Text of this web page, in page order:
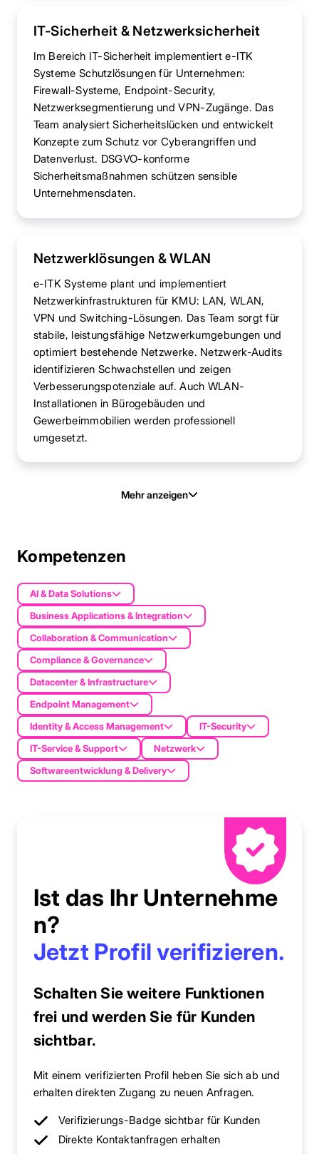
IT-Sicherheit & Netzwerksicherheit
Im Bereich IT-Sicherheit implementiert e-ITK
Systeme Schutzlösungen für Unternehmen:
Firewall-Systeme, Endpoint-Security,
Netzwerksegmentierung und VPN-Zugänge. Das
Team analysiert Sicherheitslücken und entwickelt
Konzepte zum Schutz vor Cyberangriffen und
Datenverlust. DSGVO-konforme
Sicherheitsmaßnahmen schützen sensible
Unternehmensdaten.
Netzwerklösungen & WLAN
e-ITK Systeme plant und implementiert
Netzwerkinfrastrukturen für KMU: LAN, WLAN,
VPN und Switching-Lösungen. Das Team sorgt für
stabile, leistungsfähige Netzwerkumgebungen und
optimiert bestehende Netzwerke. Netzwerk-Audits
identifizieren Schwachstellen und zeigen
Verbesserungspotenziale auf. Auch WLAN-
Installationen in Bürogebäuden und
Gewerbeimmobilien werden professionell
umgesetzt.
Mehr anzeigen
Kompetenzen
AI & Data Solutions
Business Applications & Integration
Collaboration & Communication
Compliance & Governance
Datacenter & Infrastructure
Endpoint Management
Identity & Access Management
IT-Security
IT-Service & Support
Netzwerk
Softwareentwicklung & Delivery
Ist das Ihr Unternehme
n?
Jetzt Profil verifizieren.
Schalten Sie weitere Funktionen
frei und werden Sie für Kunden
sichtbar.
Mit einem verifizierten Profil heben Sie sich ab und
erhalten direkten Zugang zu neuen Anfragen.
Verifizierungs-Badge sichtbar für Kunden
Direkte Kontaktanfragen erhalten